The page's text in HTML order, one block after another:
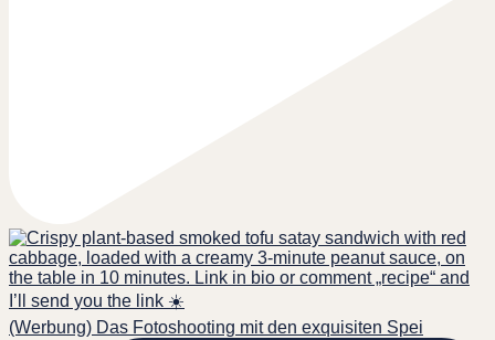
(Werbung) Das Fotoshooting mit den exquisiten Spei